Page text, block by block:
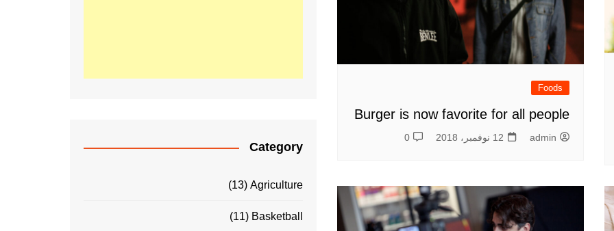
Foods
Burger is now favorite for all people
admin 12 نوفمبر، 2018 0
Category
Agriculture
(13)
Basketball
(11)